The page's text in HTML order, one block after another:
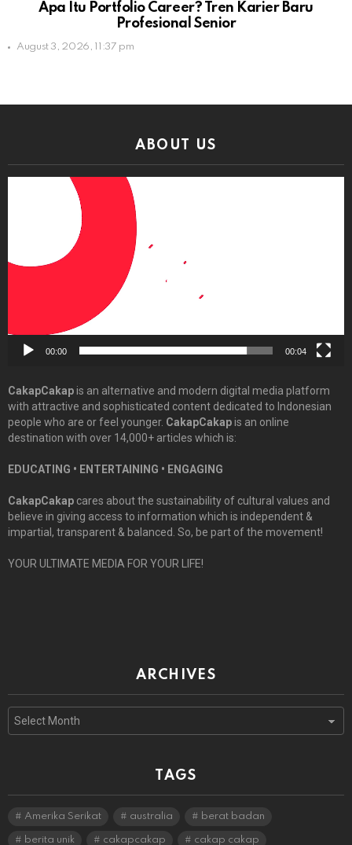
Apa Itu Portfolio Career? Tren Karier Baru
Profesional Senior
August 3, 2026, 11:37 pm
ABOUT US
00:00 00:04
CakapCakapis an alternative and modern digital media platform
with attractive and sophisticated content dedicated to Indonesian
people who are or feel younger. CakapCakapis an online
destination with over 14,000+ articles which is:
EDUCATING • ENTERTAINING • ENGAGING
CakapCakap cares about the sustainability of cultural values and
believe in giving access to information which is independent &
impartial, transparent & balanced. So, be part of the movement!
YOUR ULTIMATE MEDIA FOR YOUR LIFE!
ARCHIVES
Archives
TAGS
Amerika Serikat australia berat badan
berita unik cakapcakap cakap cakap